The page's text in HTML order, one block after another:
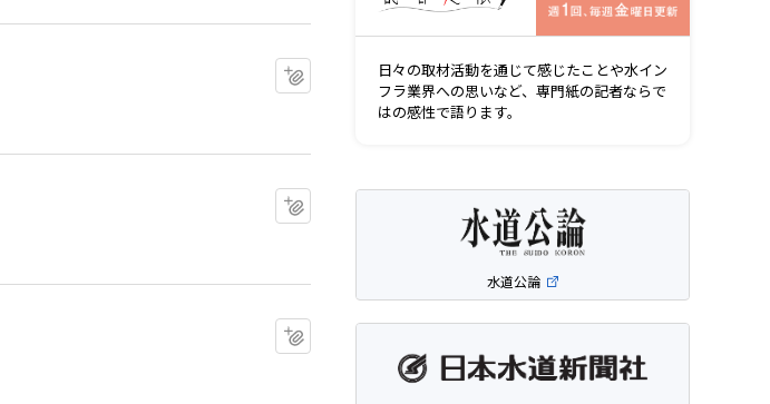
マイクリップに追加
マイクリップに追加
日々の取材活動を通じて感じたことや水イン
フラ業界への思いなど、専門紙の記者ならで
はの感性で語ります。
水道公論